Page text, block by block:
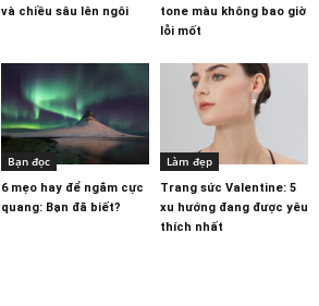
và chiều sâu lên ngôi
tone màu không bao giờ
lỗi mốt
Bạn đọc
6 mẹo hay để ngắm cực
quang: Bạn đã biết?
Làm đẹp
Trang sức Valentine: 5
xu hướng đang được yêu
thích nhất